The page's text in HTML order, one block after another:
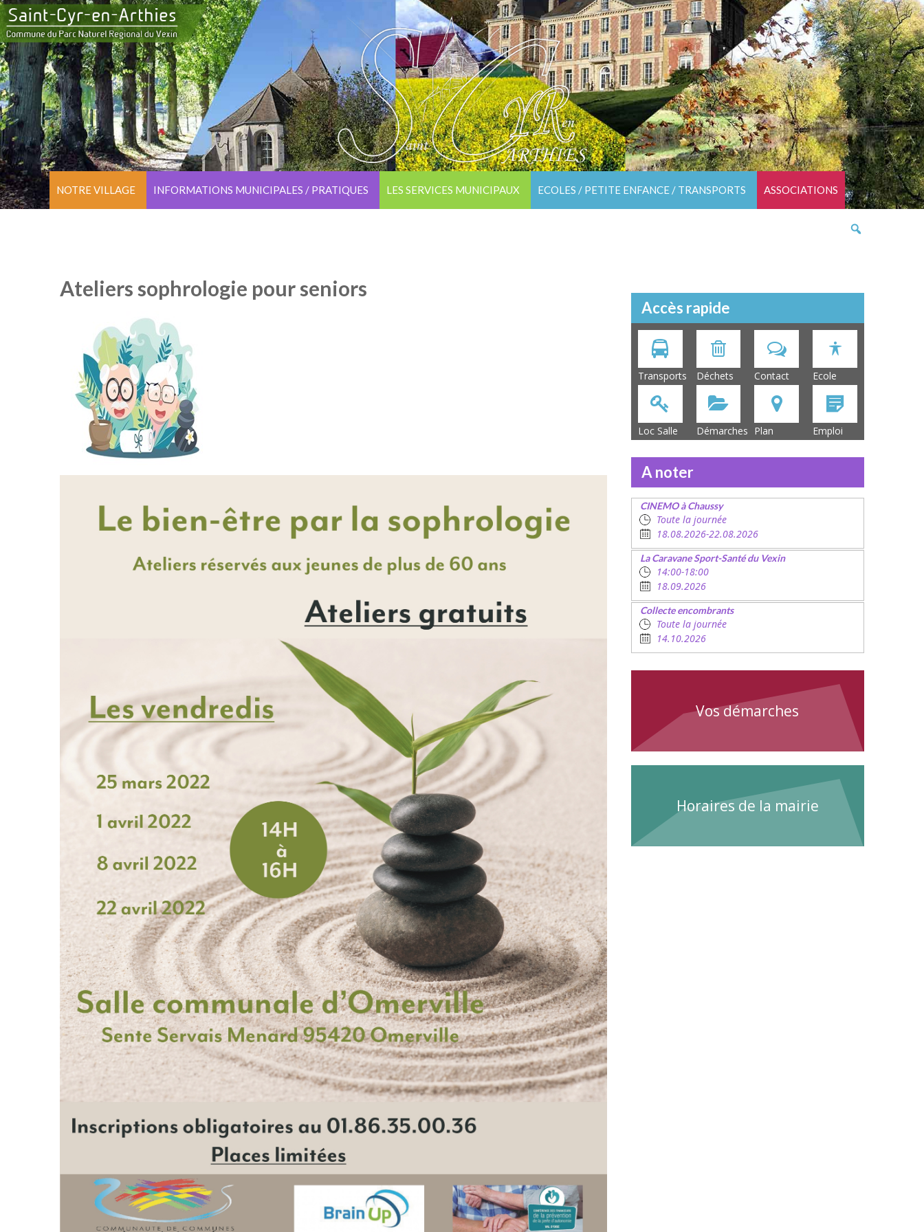
NOTRE VILLAGE INFORMATIONS MUNICIPALES / PRATIQUES LES SERVICES MUNICIPAUX ECOLES / PETITE ENFANCE / TRANSPORTS ASSOCIATIONS
Ateliers sophrologie pour seniors
Accès rapide
Transports Déchets Contact Ecole
Loc Salle Démarches Plan Emploi
A noter
CINEMO à Chaussy
Toute la journée
18.08.2026-22.08.2026
La Caravane Sport-Santé du Vexin
14:00-18:00
18.09.2026
Collecte encombrants
Toute la journée
14.10.2026
Vos démarches
Horaires de la mairie